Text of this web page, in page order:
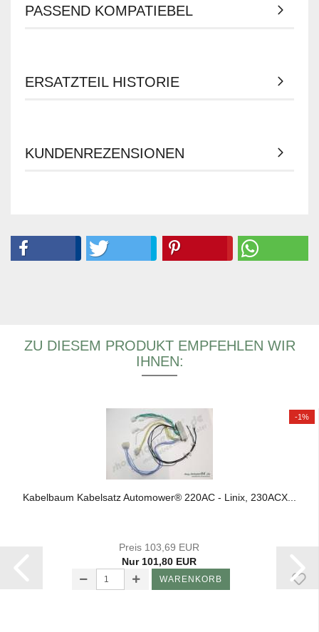
PASSEND KOMPATIEBEL
ERSATZTEIL HISTORIE
KUNDENREZENSIONEN
ZU DIESEM PRODUKT EMPFEHLEN WIR
IHNEN:
-1%
Ka­bel­baum Ka­bel­satz Au­to­mower® 220AC - Linix, 230ACX...
Preis 103,69 EUR
Nur 101,80 EUR
WARENKORB